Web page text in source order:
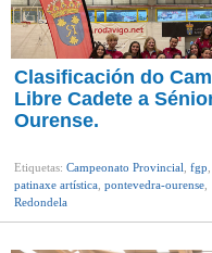
Clasificación do
Libre Cadete a
Ourense.
Etiquetas: Campeonato Provincial fgp
patinaxe artística pontevedra-ourense
Redondela